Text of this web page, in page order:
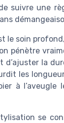
de suivre une
le soin
pénètre
d’ajuster la
les
à l’aveugle
se